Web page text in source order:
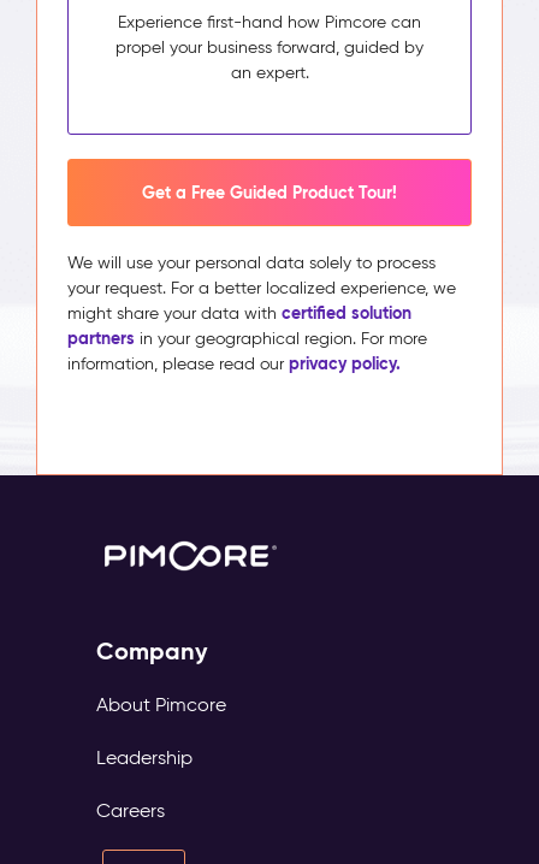
Experience first-hand how Pimcore can
propel your business forward, guided by
an expert.
Get a Free Guided Product Tour!
We will use your personal data solely to process
your request. For a better localized experience, we
might share your data with certified solution
partners in your geographical region. For more
information, please read our privacy policy.
Company
About Pimcore
Leadership
Careers